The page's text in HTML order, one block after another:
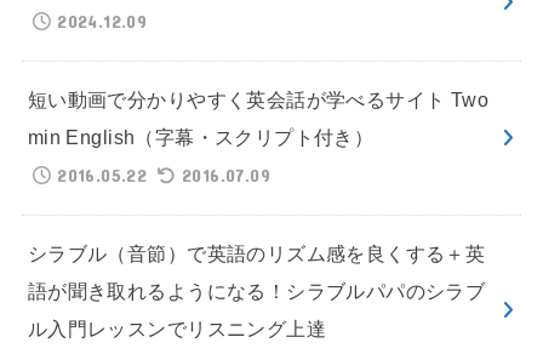
2024.12.09
短い動画で分かりやすく英会話が学べるサイト Two
min English（字幕・スクリプト付き）
2016.05.22
2016.07.09
シラブル（音節）で英語のリズム感を良くする＋英
語が聞き取れるようになる！シラブルパパのシラブ
ル入門レッスンでリスニング上達